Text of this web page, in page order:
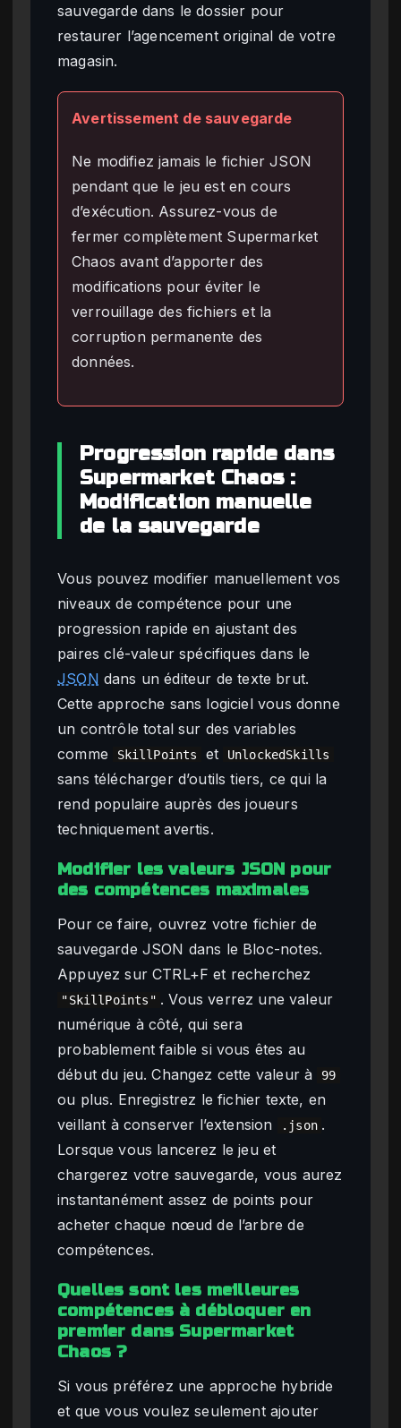
sauvegarde dans le dossier pour
restaurer l’agencement original de votre
magasin.
Avertissement de sauvegarde
Ne modifiez jamais le fichier JSON
pendant que le jeu est en cours
d’exécution. Assurez-vous de
fermer complètement Supermarket
Chaos avant d’apporter des
modifications pour éviter le
verrouillage des fichiers et la
corruption permanente des
données.
Progression rapide dans
Supermarket Chaos :
Modification manuelle
de la sauvegarde
Vous pouvez modifier manuellement vos
niveaux de compétence pour une
progression rapide en ajustant des
paires clé-valeur spécifiques dans le
JSON dans un éditeur de texte brut.
Cette approche sans logiciel vous donne
un contrôle total sur des variables
comme
SkillPoints et UnlockedSkills
sans télécharger d’outils tiers, ce qui la
rend populaire auprès des joueurs
techniquement avertis.
Modifier les valeurs JSON pour
des compétences maximales
Pour ce faire, ouvrez votre fichier de
sauvegarde JSON dans le Bloc-notes.
Appuyez sur CTRL+F et recherchez
"SkillPoints" . Vous verrez une valeur
numérique à côté, qui sera
probablement faible si vous êtes au
début du jeu. Changez cette valeur à
99
ou plus. Enregistrez le fichier texte, en
veillant à conserver l’extension
.json .
Lorsque vous lancerez le jeu et
chargerez votre sauvegarde, vous aurez
instantanément assez de points pour
acheter chaque nœud de l’arbre de
compétences.
Quelles sont les meilleures
compétences à débloquer en
premier dans Supermarket
Chaos ?
Si vous préférez une approche hybride
et que vous voulez seulement ajouter